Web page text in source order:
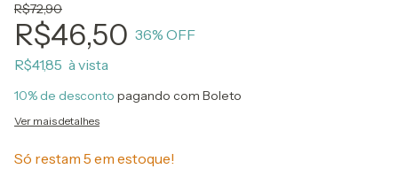
R$72,90
R$46,50 36% OFF
R$41,85
10% de desconto pagando com Boleto
Ver mais detalhes
Só restam 5 em estoque!